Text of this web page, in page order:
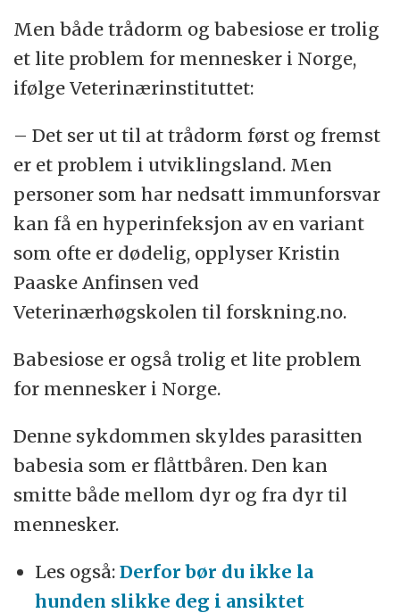
Men både trådorm og babesiose er trolig
et lite problem for mennesker i Norge,
ifølge Veterinærinstituttet:
– Det ser ut til at trådorm først og fremst
er et problem i utviklingsland. Men
personer som har nedsatt immunforsvar
kan få en hyperinfeksjon av en variant
som ofte er dødelig, opplyser Kristin
Paaske Anfinsen ved
Veterinærhøgskolen til forskning.no.
Babesiose er også trolig et lite problem
for mennesker i Norge.
Denne sykdommen skyldes parasitten
babesia som er flåttbåren. Den kan
smitte både mellom dyr og fra dyr til
mennesker.
Les også:Derfor bør du ikke la
hunden slikke deg i ansiktet